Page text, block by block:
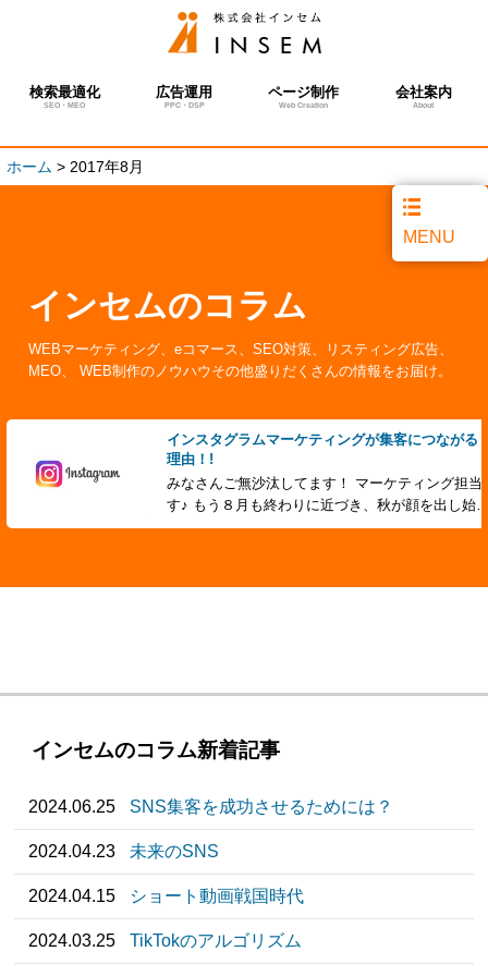
検索最適化
SEO・MEO
広告運用
PPC・DSP
ページ制作
Web Creation
会社案内
About
ホーム > 2017年8月
MENU
インセムのコラム
WEBマーケティング、eコマース、SEO対策、リスティング広告、
MEO、 WEB制作のノウハウその他盛りだくさんの情報をお届け。
インスタグラムマーケティングが集客につながる
理由！!
みなさんご無沙汰してます！ マーケティング担当
す♪ もう８月も終わりに近づき、秋が顔を出し始
インセムのコラム新着記事
2024.06.25 SNS集客を成功させるためには？
2024.04.23 未来のSNS
2024.04.15 ショート動画戦国時代
2024.03.25 TikTokのアルゴリズム